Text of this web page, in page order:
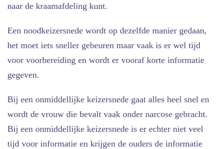
naar de kraamafdeling kunt.
Een noodkeizersnede wordt op dezelfde manier gedaan,
het moet iets sneller gebeuren maar vaak is er wel tijd
voor voorbereiding en wordt er vooraf korte informatie
gegeven.
Bij een onmiddellijke keizersnede gaat alles heel snel en
wordt de vrouw die bevalt vaak onder narcose gebracht.
Bij een onmiddellijke keizersnede is er echter niet veel
tijd voor informatie en krijgen de ouders de informatie